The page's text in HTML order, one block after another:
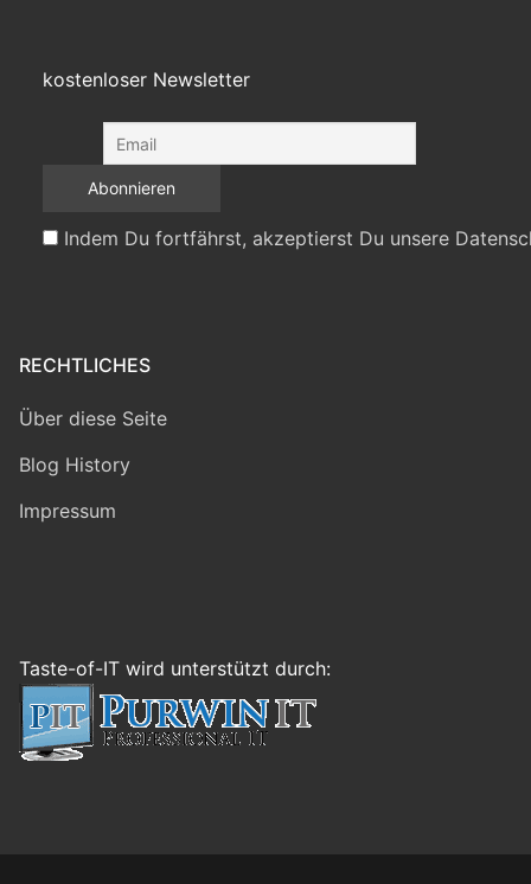
kostenloser Newsletter
Indem Du fortfährst, akzeptierst Du unsere
RECHTLICHES
Über diese Seite
Blog History
Impressum
Taste-of-IT wird unterstützt durch: